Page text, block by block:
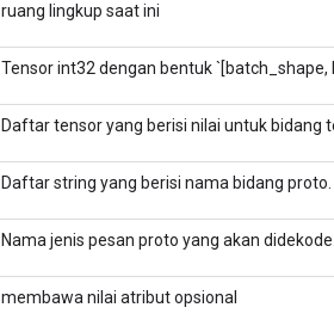
ruang lingkup saat ini
Tensor int32 dengan bentuk
Daftar tensor yang berisi nilai untuk bidang
Daftar string yang berisi nama bidang proto.
Nama jenis pesan proto yang akan
membawa nilai atribut opsional